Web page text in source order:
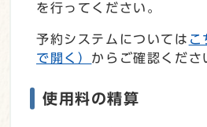
を行ってください。
予約システムについては こ
で開く） からご確認くださ
使用料の精算